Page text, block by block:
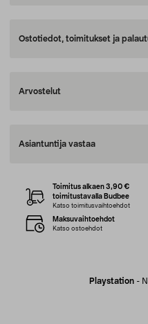
Ostotiedot, toimitukset ja
Arvostelut
Asiantuntija vastaa
Playstation -
Toimitus alkaen 3,90 €
toimitustavalla Budbee
Katso toimitusvaihtoehdot
Maksuvaihtoehdot
Katso ostoehdot